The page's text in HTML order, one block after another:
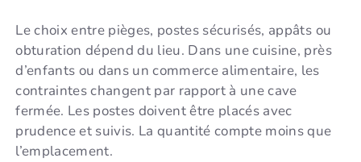
Le choix entre pièges, postes sécurisés, appâts ou
obturation dépend du lieu. Dans une cuisine, près
d’enfants ou dans un commerce alimentaire, les
contraintes changent par rapport à une cave
fermée. Les postes doivent être placés avec
prudence et suivis. La quantité compte moins que
l’emplacement.